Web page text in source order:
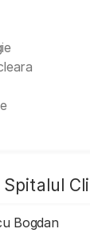
Bogdan